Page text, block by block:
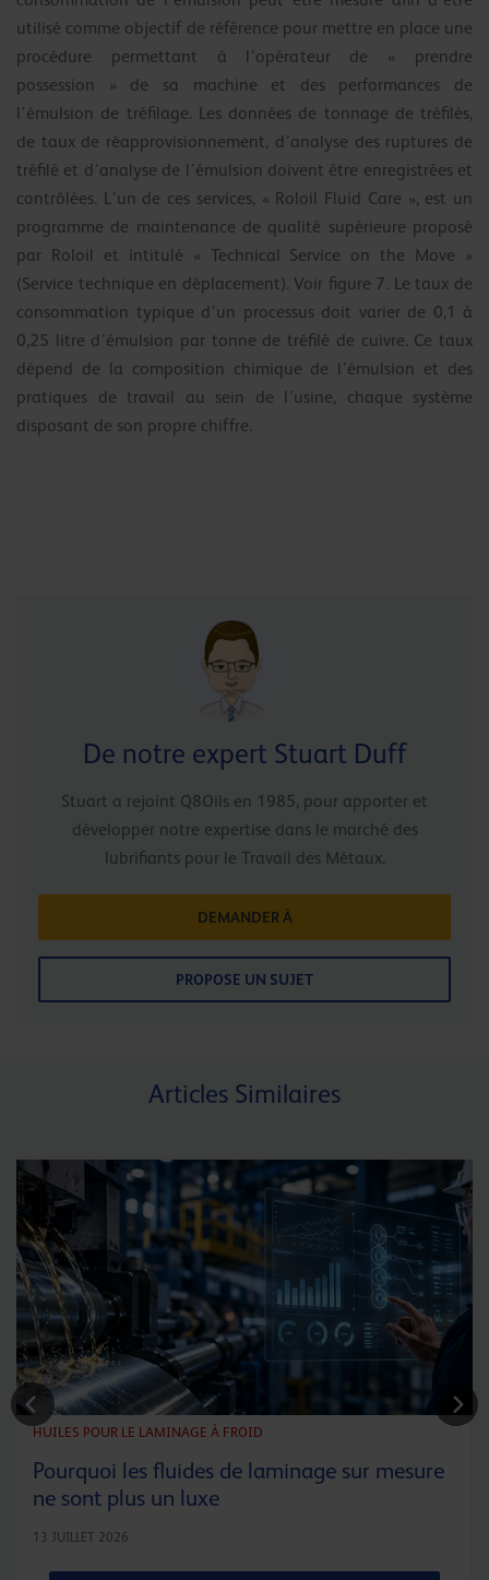
utilisé comme objectif de référence pour mettre en place une
procédure permettant à l’opérateur de « prendre
possession » de sa machine et des performances de
l’émulsion de tréfilage. Les données de tonnage de tréfilés,
de taux de réapprovisionnement, d’analyse des ruptures de
tréfilé et d’analyse de l’émulsion doivent être enregistrées et
contrôlées. L’un de ces services, « Roloil Fluid Care », est un
programme de maintenance de qualité supérieure proposé
par Roloil et intitulé « Technical Service on the Move »
(Service technique en déplacement). Voir figure 7. Le taux de
consommation typique d’un processus doit varier de 0,1 à
0,25 litre d’émulsion par tonne de tréfilé de cuivre. Ce taux
dépend de la composition chimique de l’émulsion et des
pratiques de travail au sein de l’usine, chaque système
disposant de son propre chiffre.
De notre expert Stuart Duff
Stuart a rejoint Q8Oils en 1985, pour apporter et
développer notre expertise dans le marché des
lubrifiants pour le Travail des Métaux.
DEMANDER À
PROPOSE UN SUJET
Articles Similaires
HUILES POUR LE LAMINAGE À FROID
Pourquoi les fluides de laminage sur mesure
ne sont plus un luxe
13 JUILLET 2026